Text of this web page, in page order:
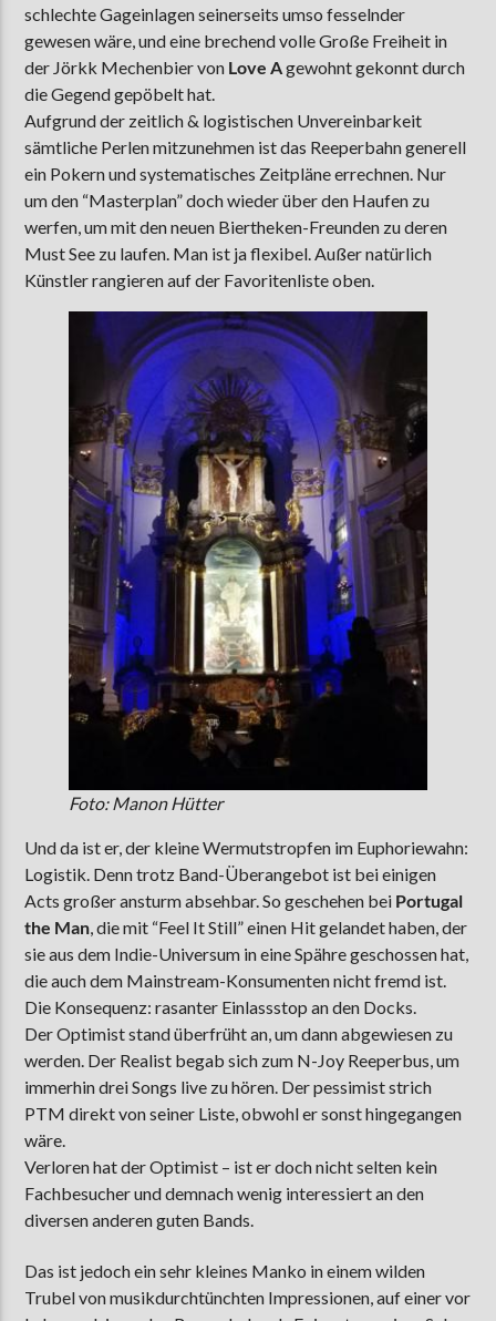
schlechte Gageinlagen seinerseits umso fesselnder
gewesen wäre, und eine brechend volle Große Freiheit in
der Jörkk Mechenbier von Love Agewohnt gekonnt durch
die Gegend gepöbelt hat.
Aufgrund der zeitlich & logistischen Unvereinbarkeit
sämtliche Perlen mitzunehmen ist das Reeperbahn generell
ein Pokern und systematisches Zeitpläne errechnen. Nur
um den “Masterplan” doch wieder über den Haufen zu
werfen, um mit den neuen Biertheken-Freunden zu deren
Must See zu laufen. Man ist ja flexibel. Außer natürlich
Künstler rangieren auf der Favoritenliste oben.
Foto: Manon Hütter
Und da ist er, der kleine Wermutstropfen im Euphoriewahn:
Logistik. Denn trotz Band-Überangebot ist bei einigen
Acts großer ansturm absehbar. So geschehen bei Portugal
the Man, die mit “Feel It Still” einen Hit gelandet haben, der
sie aus dem Indie-Universum in eine Spähre geschossen hat,
die auch dem Mainstream-Konsumenten nicht fremd ist.
Die Konsequenz: rasanter Einlassstop an den Docks.
Der Optimist stand überfrüht an, um dann abgewiesen zu
werden. Der Realist begab sich zum N-Joy Reeperbus, um
immerhin drei Songs live zu hören. Der pessimist strich
PTM direkt von seiner Liste, obwohl er sonst hingegangen
wäre.
Verloren hat der Optimist – ist er doch nicht selten kein
Fachbesucher und demnach wenig interessiert an den
diversen anderen guten Bands.
Das ist jedoch ein sehr kleines Manko in einem wilden
Trubel von musikdurchtünchten Impressionen, auf einer vor